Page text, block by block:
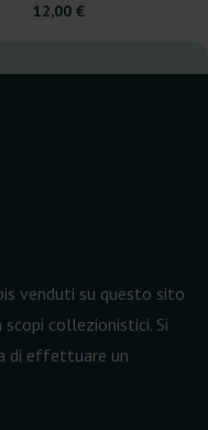
12,00 €
venduti su questo sito
collezionistici. Si
di effettuare un